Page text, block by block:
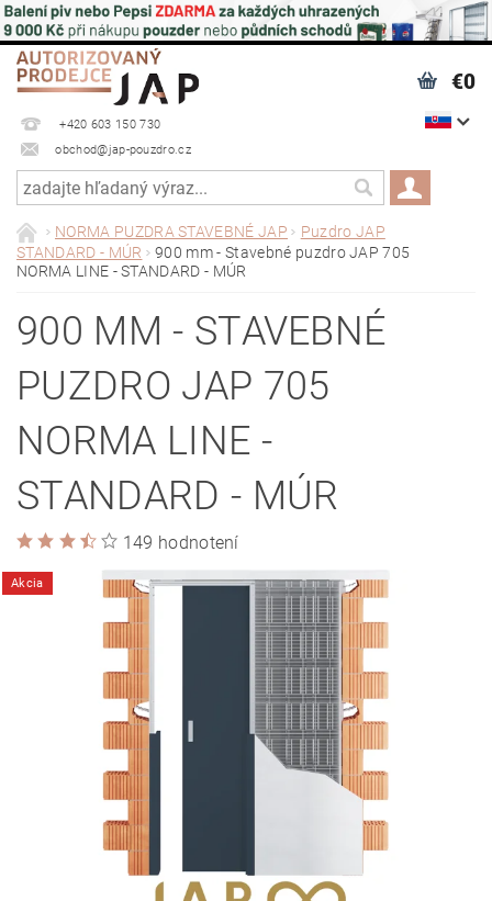
+420 603 150 730
obchod@jap-pouzdro.cz
€0
NORMA PUZDRA STAVEBNÉ JAP
Puzdro JAP
STANDARD - MÚR
900 mm - Stavebné puzdro JAP 705
NORMA LINE - STANDARD - MÚR
900 MM - STAVEBNÉ
PUZDRO JAP 705
NORMA LINE -
STANDARD - MÚR
149 hodnotení
Akcia